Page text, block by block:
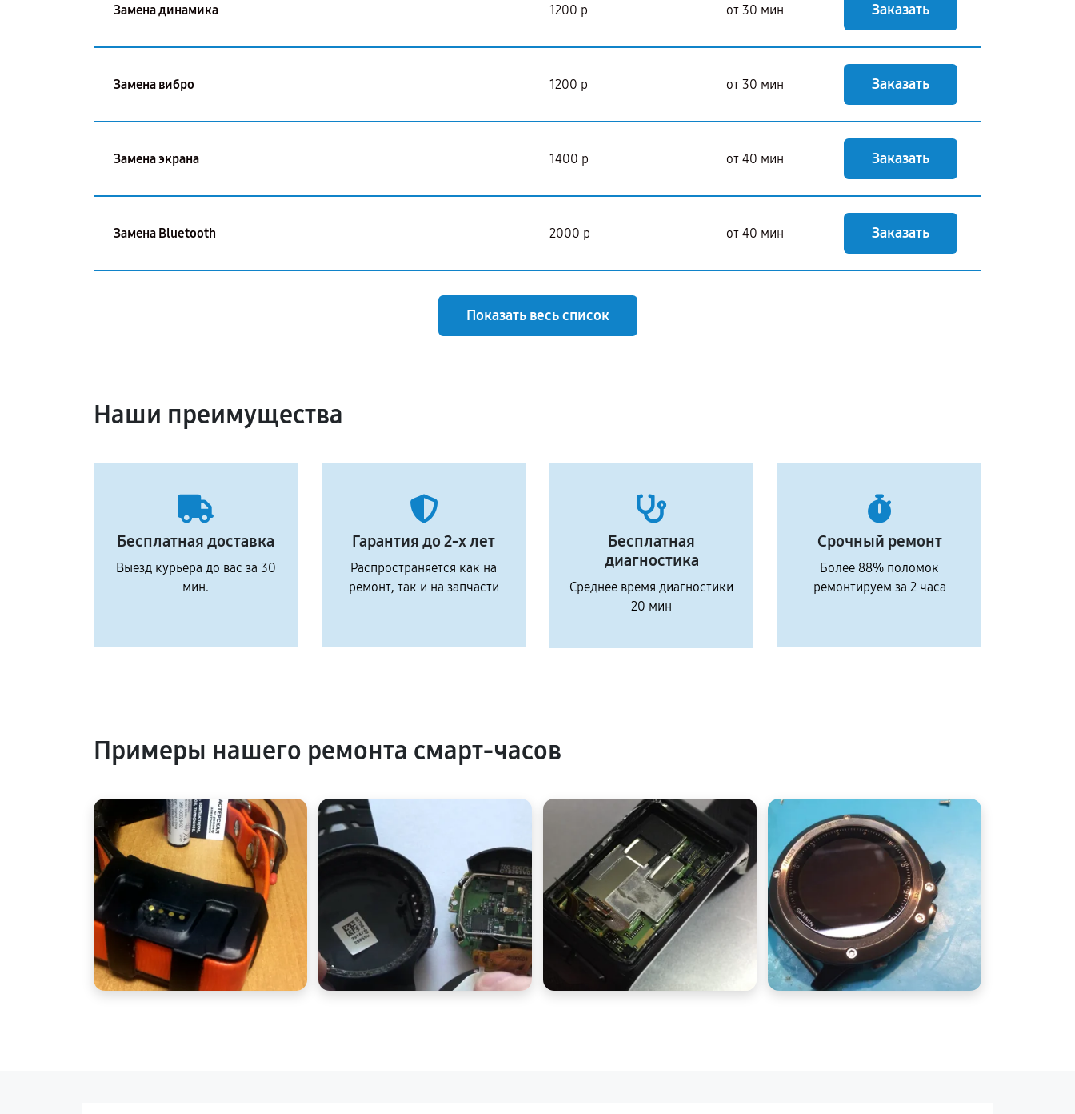
Замена динамика 1200 р от 30 мин Заказать
Замена вибро 1200 р от 30 мин Заказать
Замена экрана 1400 р от 40 мин Заказать
Замена Bluetooth 2000 р от 40 мин Заказать
Показать весь список
Наши преимущества
Бесплатная доставка
Выезд курьера до вас за 30
мин.
Гарантия до 2-х лет
Распространяется как на
ремонт, так и на запчасти
Бесплатная
диагностика
Среднее время диагностики
20 мин
Срочный ремонт
Более 88% поломок
ремонтируем за 2 часа
Примеры нашего ремонта смарт-часов